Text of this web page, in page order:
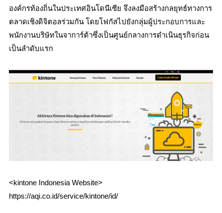
องค์กรท้องถิ่นในประเทศอินโดนีเซีย จึงลงมือสร้างกลยุทธ์ทางการ
ตลาดเชิงดิจิตอลร่วมกัน โดยโฟกัสไปยังกลุ่มผู้ประกอบการและ
พนักงานบริษัทในจาการ์ต้าซึ่งเป็นศูนย์กลางการดำเนินธุรกิจก่อน
เป็นลำดับแรก
<kintone Indonesia Website>
https://aqi.co.id/service/kintone/id/